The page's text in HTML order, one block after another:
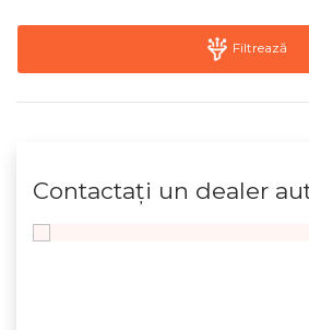
Filtrează
Contactaţi un dealer